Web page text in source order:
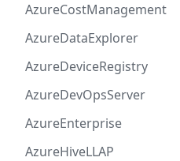
AzureCostManagement
AzureDataExplorer
AzureDeviceRegistry
AzureDevOpsServer
AzureEnterprise
AzureHiveLLAP